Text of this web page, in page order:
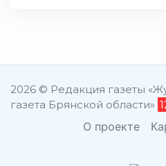
2026 © Редакция газеты
газета Брянской области»
О проекте